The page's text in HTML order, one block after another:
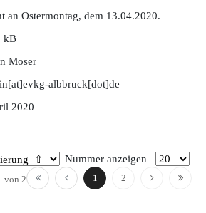
an Ostermontag, dem 13.04.2020.
kB
Moser
albbruck[dot]de
2020
Nummer anzeigen
von 2 1 2